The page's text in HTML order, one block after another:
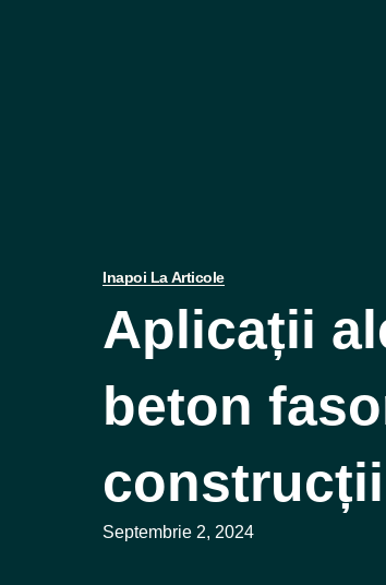
Inapoi La Articole
Aplicații
beton
construcții
Septembrie 2, 2024